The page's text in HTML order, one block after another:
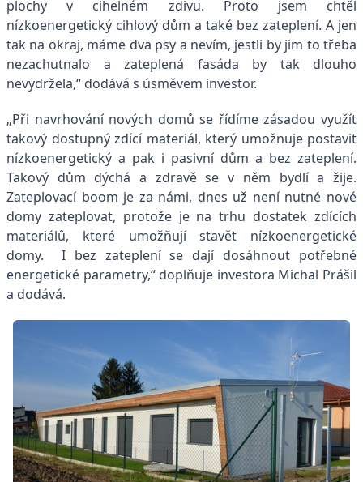
plochy v cihelném zdivu. Proto jsem chtěl
nízkoenergetický cihlový dům a také bez zateplení. A jen
tak na okraj, máme dva psy a nevím, jestli by jim to třeba
nezachutnalo a zateplená fasáda by tak dlouho
nevydržela,“ dodává s úsměvem investor.
„Při navrhování nových domů se řídíme zásadou využít
takový dostupný zdící materiál, který umožnuje postavit
nízkoenergetický a pak i pasivní dům a bez zateplení.
Takový dům dýchá a zdravě se v něm bydlí a žije.
Zateplovací boom je za námi, dnes už není nutné nové
domy zateplovat, protože je na trhu dostatek zdících
materiálů, které umožňují stavět nízkoenergetické
domy. I bez zateplení se dají dosáhnout potřebné
energetické parametry,“ doplňuje investora Michal Prášil
a dodává.